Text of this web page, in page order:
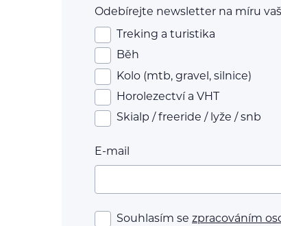
Odebírejte newsletter na míru
Treking a turistika
Běh
Kolo (mtb, gravel, silnice)
Horolezectví a VHT
Skialp / freeride / lyže / snb
E-mail
Souhlasím se zpracováním